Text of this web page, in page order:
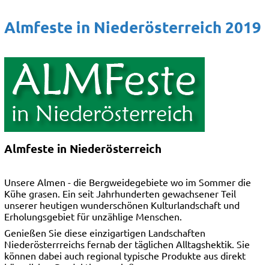
Almfeste in Niederösterreich 2019
Almfeste in Niederösterreich
Unsere Almen - die Bergweidegebiete wo im Sommer die
Kühe grasen. Ein seit Jahrhunderten gewachsener Teil
unserer heutigen wunderschönen Kulturlandschaft und
Erholungsgebiet für unzählige Menschen.
Genießen Sie diese einzigartigen Landschaften
Niederösterrreichs fernab der täglichen Alltagshektik. Sie
können dabei auch regional typische Produkte aus direkt